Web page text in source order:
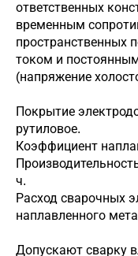
ответственных
временным
пространственных
током и
(напряжение
Покрытие
рутиловое.
Коэффициент
ч.
Расход сварочных
наплавленного
Допускают сварку